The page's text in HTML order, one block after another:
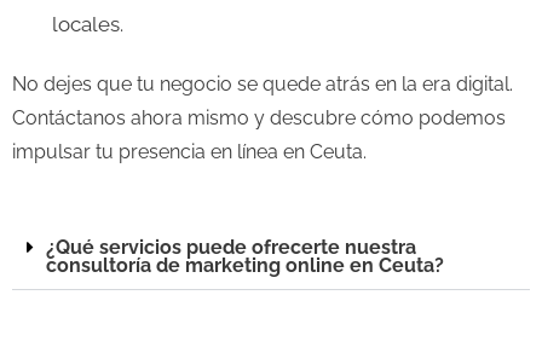
locales.
No dejes que tu negocio se quede atrás en la era digital.
Contáctanos ahora mismo y descubre cómo podemos
impulsar tu presencia en línea en Ceuta.
¿Qué servicios puede ofrecerte nuestra
consultoría de marketing online en Ceuta?